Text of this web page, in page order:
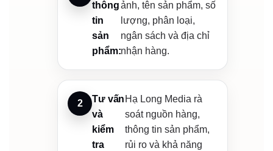
thông
tin
sản
phẩm:
ảnh, tên sản phẩm, số
lượng, phân loại,
ngân sách và địa chỉ
nhận hàng.
Tư vấn
và
kiểm
tra
Hạ Long Media rà
soát nguồn hàng,
thông tin sản phẩm,
rủi ro và khả năng